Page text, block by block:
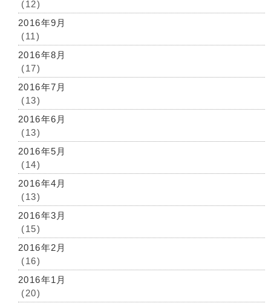
(12)
2016年9月
(11)
2016年8月
(17)
2016年7月
(13)
2016年6月
(13)
2016年5月
(14)
2016年4月
(13)
2016年3月
(15)
2016年2月
(16)
2016年1月
(20)